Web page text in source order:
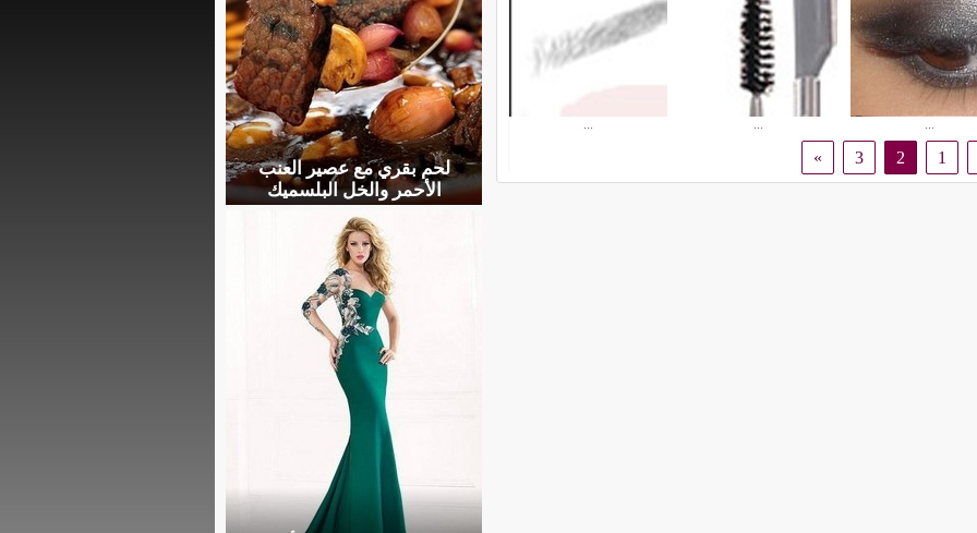
...
...
...
1
2
3
»
لحم بقري مع عصير العنب
الأحمر والخل البلسميك